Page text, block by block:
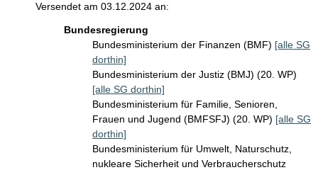
Versendet am 03.12.2024 an:
Bundesregierung
Bundesministerium der Finanzen (BMF) [alle SG
dorthin]
Bundesministerium der Justiz (BMJ) (20. WP)
[alle SG dorthin]
Bundesministerium für Familie, Senioren,
Frauen und Jugend (BMFSFJ) (20. WP) [alle SG
dorthin]
Bundesministerium für Umwelt, Naturschutz,
nukleare Sicherheit und Verbraucherschutz